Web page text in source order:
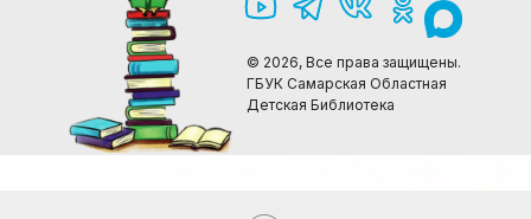
© 2026, Все права защищены.
ГБУК Самарская Областная
Детская Библиотека